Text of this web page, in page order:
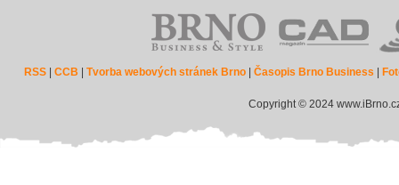
RSS |CCB |Tvorba webových stránek Brno |Časopis Brno Business
Copyright © 2024